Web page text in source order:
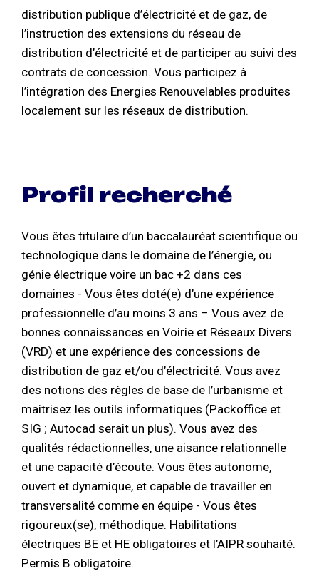
distribution publique d’électricité et de gaz, de
l’instruction des extensions du réseau de
distribution d’électricité et de participer au suivi des
contrats de concession. Vous participez à
l’intégration des Energies Renouvelables produites
localement sur les réseaux de distribution.
Profil recherché
Vous êtes titulaire d’un baccalauréat scientifique ou
technologique dans le domaine de l’énergie, ou
génie électrique voire un bac +2 dans ces
domaines - Vous êtes doté(e) d’une expérience
professionnelle d’au moins 3 ans – Vous avez de
bonnes connaissances en Voirie et Réseaux Divers
(VRD) et une expérience des concessions de
distribution de gaz et/ou d’électricité. Vous avez
des notions des règles de base de l’urbanisme et
maitrisez les outils informatiques (Packoffice et
SIG ; Autocad serait un plus). Vous avez des
qualités rédactionnelles, une aisance relationnelle
et une capacité d’écoute. Vous êtes autonome,
ouvert et dynamique, et capable de travailler en
transversalité comme en équipe - Vous êtes
rigoureux(se), méthodique. Habilitations
électriques BE et HE obligatoires et l’AIPR souhaité.
Permis B obligatoire.